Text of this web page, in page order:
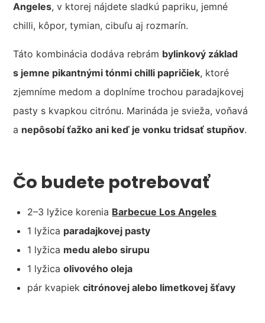
Angeles, v ktorej nájdete sladkú papriku, jemné
chilli, kôpor, tymian, cibuľu aj rozmarín.
Táto kombinácia dodáva rebrám bylinkový základ
s jemne pikantnými tónmi chilli papričiek, ktoré
zjemníme medom a doplníme trochou paradajkovej
pasty s kvapkou citrónu. Marináda je svieža, voňavá
a nepôsobí ťažko ani keď je vonku tridsať stupňov.
Čo budete potrebovať
2–3 lyžice korenia Barbecue Los Angeles
1 lyžica paradajkovej pasty
1 lyžica medu alebo sirupu
1 lyžicaolivového oleja
pár kvapiekcitrónovej alebo limetkovej šťavy